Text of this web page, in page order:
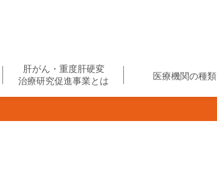
肝がん・重度肝硬変
治療研究促進事業とは
医療機関の種類